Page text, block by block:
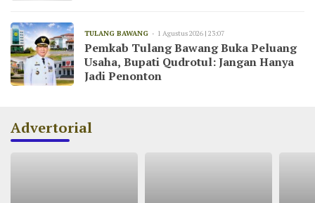
TULANG BAWANG 1 Agustus 2026 | 23:07
Pemkab Tulang Bawang Buka Peluang
Usaha, Bupati Qudrotul: Jangan Hanya
Jadi Penonton
Advertorial